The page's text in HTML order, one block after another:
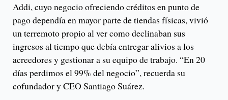
Addi, cuyo negocio ofreciendo créditos en punto de
pago dependía en mayor parte de tiendas físicas, vivió
un terremoto propio al ver como declinaban sus
ingresos al tiempo que debía entregar alivios a los
acreedores y gestionar a su equipo de trabajo. “En 20
días perdimos el 99% del negocio”, recuerda su
cofundador y CEO Santiago Suárez.